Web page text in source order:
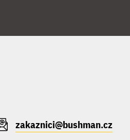
zakaznici@bushman.cz